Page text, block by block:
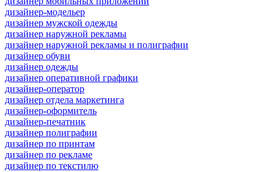
дизайнер-модельер
дизайнер мужской одежды
дизайнер наружной рекламы
дизайнер наружной рекламы и полиграфии
дизайнер обуви
дизайнер одежды
дизайнер оперативной графики
дизайнер-оператор
дизайнер отдела маркетинга
дизайнер-оформитель
дизайнер-печатник
дизайнер полиграфии
дизайнер по принтам
дизайнер по рекламе
дизайнер по текстилю